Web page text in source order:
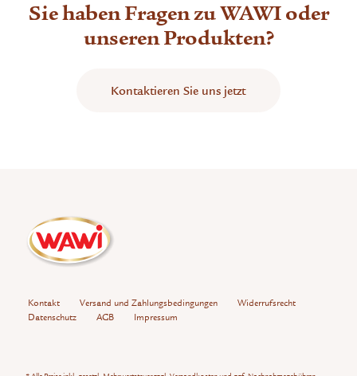
Sie haben Fragen zu WAWI oder
unseren Produkten?
Kontaktieren Sie uns jetzt
Kontakt Versand und Zahlungsbedingungen
Widerrufsrecht
Datenschutz
AGB Impressum